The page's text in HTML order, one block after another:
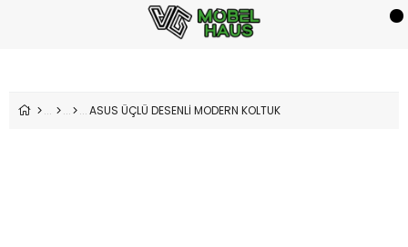
ASUS ÜÇLÜ DESENLİ MODERN KOLTUK